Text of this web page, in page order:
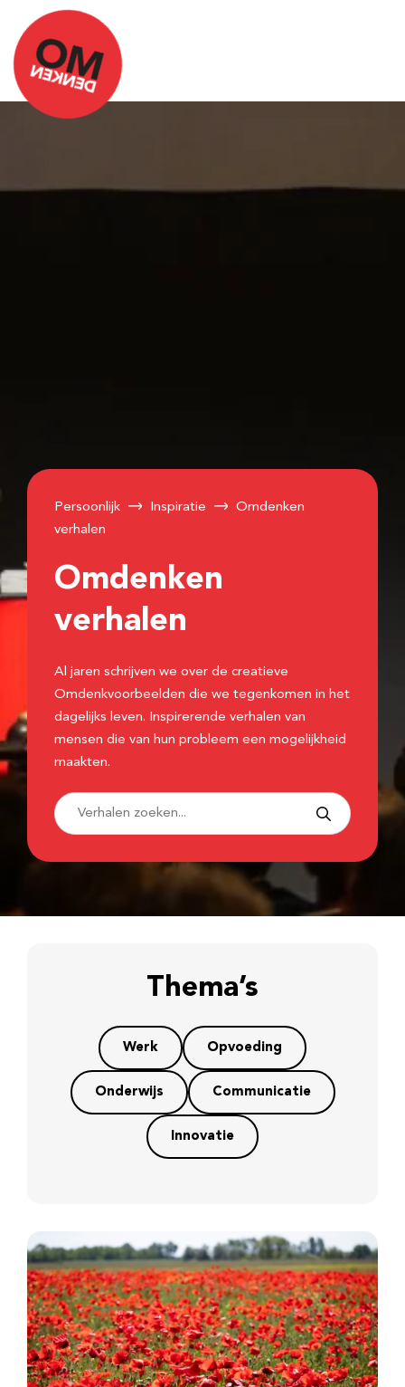
Persoonlijk Inspiratie
Omdenken
verhalen
Omdenken
verhalen
Al jaren schrijven we over de creatieve
Omdenkvoorbeelden die we tegenkomen in het
dagelijks leven. Inspirerende verhalen van
mensen die van hun probleem een mogelijkheid
maakten.
Thema’s
Werk Opvoeding
Onderwijs Communicatie
Innovatie